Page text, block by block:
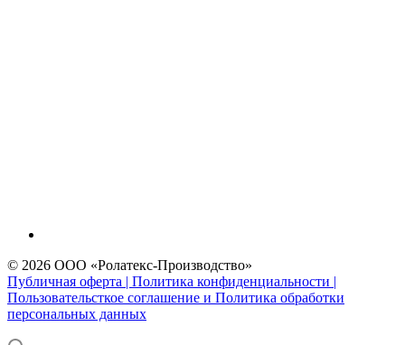
© 2026 ООО «Ролатекс-Производство»
Публичная оферта | Политика конфиденциальности |
Пользовательсткое соглашение и Политика обработки
персональных данных